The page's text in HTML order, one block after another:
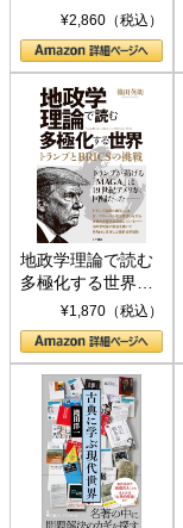
¥2,860（税込）
地政学理論で読む
多極化する世界：
トランプとBRICS
の挑戦
¥1,870（税込）